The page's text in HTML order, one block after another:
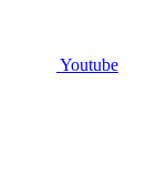
Youtube